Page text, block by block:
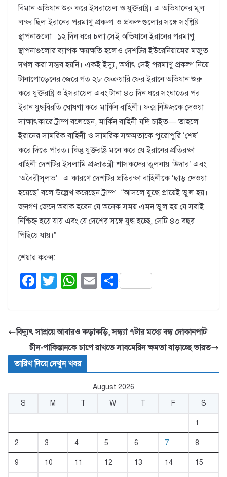
বিমান অভিযান শুরু করে ইসরায়েল ও যুক্তরাষ্ট্র। এ অভিযানের মূল
লক্ষ্য ছিল ইরানের পরমাণু প্রকল্প ও প্রকল্পগুলোর সঙ্গে সংশ্লিষ্ট
স্থাপনাগুলো। ১২ দিন ধরে চলা সেই অভিযানে ইরানের পরমাণু
স্থাপনাগুলোর ব্যাপক ক্ষয়ক্ষতি হলেও দেশটির ইউরেনিয়ামের মজুত
দখল করা সম্ভব হয়নি। একই ইস্যু, অর্থাৎ সেই পরমাণু প্রকল্প নিয়ে
টানাপোড়েনের জেরে গত ২৮ ফেব্রুয়ারি ফের ইরানে অভিযান শুরু
করে যুক্তরাষ্ট্র ও ইসরায়েল এবং টানা ৪০ দিন ধরে সংঘাতের পর
ইরান যুদ্ধবিরতি ঘোষণা করে মার্কিন বাহিনী। ফক্স নিউজকে দেওয়া
সাক্ষাৎকারে ট্রাম্প বলেছেন, মার্কিন বাহিনী যদি চাইত— তাহলে
ইরানের সামরিক বাহিনী ও সামরিক সক্ষমতাকে পুরোপুরি ‘শেষ’
করে দিতে পারত। কিন্তু যুক্তরাষ্ট্র মনে করে যে ইরানের প্রতিরক্ষা
বাহিনী দেশটির ইসলামি প্রজাতন্ত্রী শাসকদের তুলনায় ‘উদার’ এবং
‘অবৈরীসুলভ’। এ কারণে দেশটির প্রতিরক্ষা বাহিনীকে ‘ছাড় দেওয়া
হয়েছে’ বলে উল্লেখ করেছেন ট্রাম্প। “আসলে যুদ্ধে প্রায়েই ভুল হয়।
জনগণ জেনে অবাক হবেন যে অনেক সময় এমন ভুল হয় যে সবাই
নিশ্চিহ্ন হয়ে যায় এবং যে দেশের সঙ্গে যুদ্ধ হচ্ছে, সেটি ৪০ বছর
পিছিয়ে যায়।”
শেয়ার করুন:
F
e
b
o
o
k
T
er
W
s
A
p
p
E S
e
বিদ্যুৎ সাশ্রয়ে আবারও কড়াকড়ি, সন্ধ্যা ৭টার মধ্যে বন্ধ দোকানপাট
চীন-পাকিস্তানকে চাপে রাখতে সাবমেরিন ক্ষমতা বাড়াচ্ছে ভারত
তারিখ দিয়ে দেখুন খবর
August 2026
S
M T W T F S
1
2 3 4 5 6 7 8
9 10 11 12 13 14 15